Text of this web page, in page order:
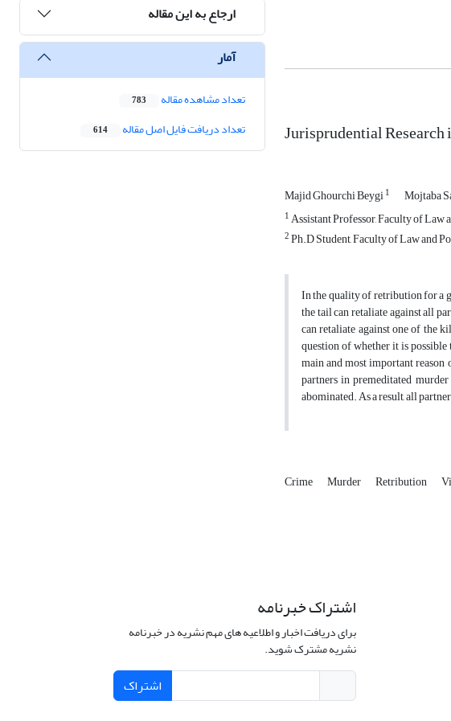
Jurisprudential
Majid Ghourchi Beygi1 Mojtaba
1Assistant Professor, Faculty of
2Ph.D Student, Faculty of Law and
In the quality of retribution for a
the tail can retaliate against all
can retaliate against one of the
question of whether it is
main and most important
partners in premeditated
abominated. As a result, all
Crime Murder Retribution
ارجاع به این مقاله
آمار
تعداد مشاهده مقاله 783
تعداد دریافت فایل اصل مقاله 614
اشتراک خبرنامه
برای دریافت اخبار و اطلاعیه های مهم نشریه در خبرنامه
نشریه مشترک شوید.
اشتراک